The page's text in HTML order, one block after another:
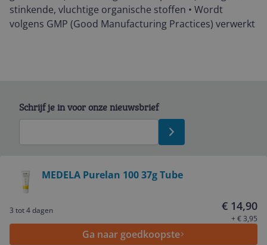
stinkende, vluchtige organische stoffen • Wordt
volgens GMP (Good Manufacturing Practices) verwerkt
MEDELA Purelan 100 37g Tube
3 tot 4 dagen € 14,90
+ € 3,95
Ga naar goedkoopste
Schrijf je in voor onze nieuwsbrief